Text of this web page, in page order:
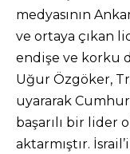
medyasının
ve ortaya çıkan
endişe ve korku
Uğur Özgöker,
uyararak
başarılı bir lider
aktarmıştır.